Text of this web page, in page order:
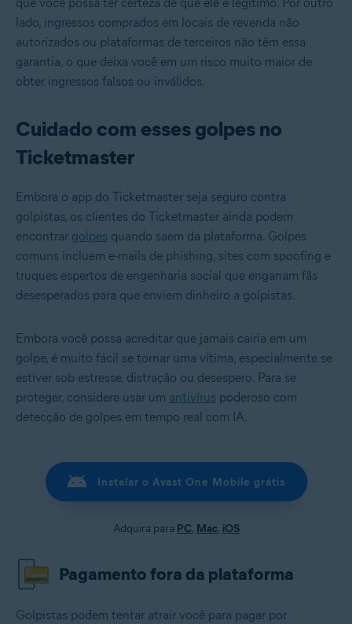
que você possa ter certeza de que ele é legítimo. Por outro
lado, ingressos comprados em locais de revenda não
autorizados ou plataformas de terceiros não têm essa
garantia, o que deixa você em um risco muito maior de
obter ingressos falsos ou inválidos.
Cuidado com esses golpes no
Ticketmaster
Embora o app do Ticketmaster seja seguro contra
golpistas, os clientes do Ticketmaster ainda podem
encontrar golpes quando saem da plataforma. Golpes
comuns incluem e-mails de phishing, sites com spoofing e
truques espertos de engenharia social que enganam fãs
desesperados para que enviem dinheiro a golpistas.
Embora você possa acreditar que jamais cairia em um
golpe, é muito fácil se tornar uma vítima, especialmente se
estiver sob estresse, distração ou desespero. Para se
proteger, considere usar um antivírus poderoso com
detecção de golpes em tempo real com IA.
Instalar o Avast One Mobile grátis
Adquira para PC, Mac, iOS
Pagamento fora da plataforma
Golpistas podem tentar atrair você para pagar por